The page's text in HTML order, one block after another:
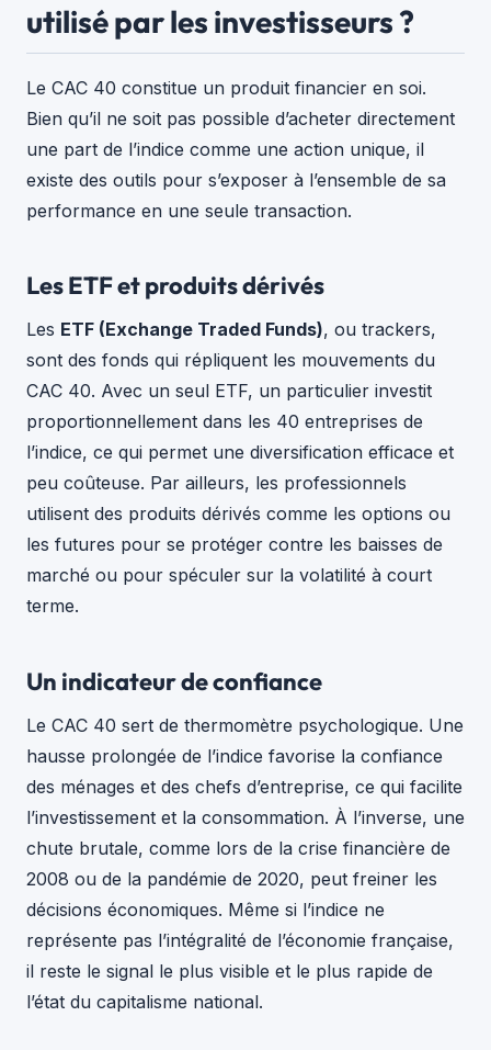
utilisé par les investisseurs ?
Le CAC 40 constitue un produit financier en soi.
Bien qu’il ne soit pas possible d’acheter directement
une part de l’indice comme une action unique, il
existe des outils pour s’exposer à l’ensemble de sa
performance en une seule transaction.
Les ETF et produits dérivés
Les ETF (Exchange Traded Funds), ou trackers,
sont des fonds qui répliquent les mouvements du
CAC 40. Avec un seul ETF, un particulier investit
proportionnellement dans les 40 entreprises de
l’indice, ce qui permet une diversification efficace et
peu coûteuse. Par ailleurs, les professionnels
utilisent des produits dérivés comme les options ou
les futures pour se protéger contre les baisses de
marché ou pour spéculer sur la volatilité à court
terme.
Un indicateur de confiance
Le CAC 40 sert de thermomètre psychologique. Une
hausse prolongée de l’indice favorise la confiance
des ménages et des chefs d’entreprise, ce qui facilite
l’investissement et la consommation. À l’inverse, une
chute brutale, comme lors de la crise financière de
2008 ou de la pandémie de 2020, peut freiner les
décisions économiques. Même si l’indice ne
représente pas l’intégralité de l’économie française,
il reste le signal le plus visible et le plus rapide de
l’état du capitalisme national.